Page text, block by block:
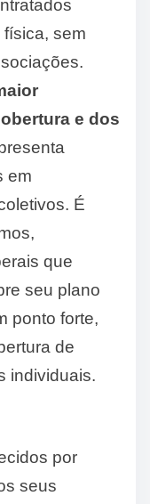
sem
e dos
em
É
que
seu plano
ponto forte,
de
individuais.
por
seus